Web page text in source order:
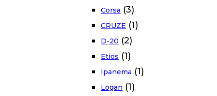
Corsa (3)
CRUZE (1)
D-20 (2)
Etios (1)
Ipanema (1)
Logan (1)